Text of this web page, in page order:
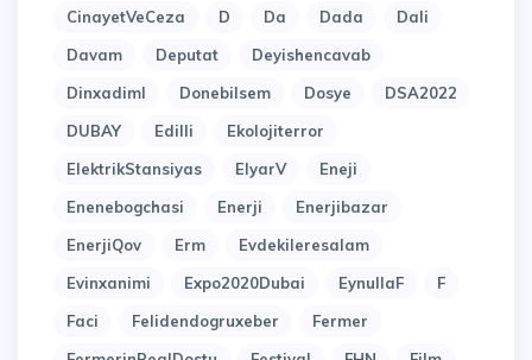
CinayetVeCeza
D Da Dada
Dali
Davam
Deputat
Deyishencavab
Dinxadiml
Donebilsem Dosye
DSA2022
DUBAY
Edilli
Ekolojiterror
ElektrikStansiyas
ElyarV
Eneji
Enenebogchasi
Enerji
Enerjibazar
EnerjiQov
Erm
Evdekileresalam
Evinxanimi
Expo2020Dubai EynullaF
F
Faci
Felidendogruxeber
Fermer